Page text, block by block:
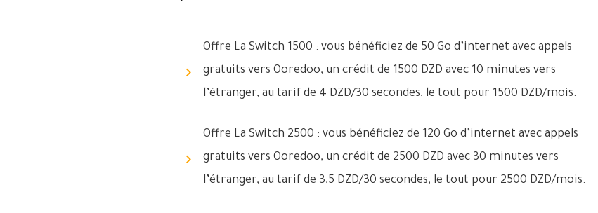
Offre La Switch 1500 : vous bénéficiez de 50 Go d’internet avec appels
gratuits vers Ooredoo, un crédit de 1500 DZD avec 10 minutes vers
l’étranger, au tarif de 4 DZD/30 secondes, le tout pour 1500 DZD/mois.
Offre La Switch 2500 : vous bénéficiez de 120 Go d’internet avec appels
gratuits vers Ooredoo, un crédit de 2500 DZD avec 30 minutes vers
l’étranger, au tarif de 3,5 DZD/30 secondes, le tout pour 2500 DZD/mois.
ADSL et VDSL 2025 d’Algérie Télécom. ...